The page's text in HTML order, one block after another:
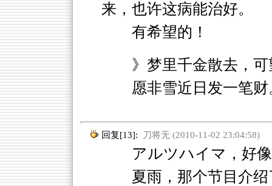
来，也许这病能治好。
有希望的！
》梦里千金散去，
愿非雪近日发一笔财
回复[13]: 刀将无 (2010-11-02 23:04:58)
アルツハイマ，好像
夏雨，那个节目介